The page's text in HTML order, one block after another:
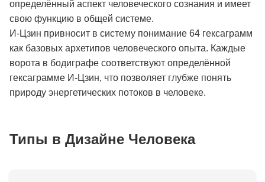
определённый аспект человеческого сознания и имеет
свою функцию в общей системе.
И-Цзин привносит в систему понимание 64 гексаграмм
как базовых архетипов человеческого опыта. Каждые
ворота в бодиграфе соответствуют определённой
гексаграмме И-Цзин, что позволяет глубже понять
природу энергетических потоков в человеке.
Типы в Дизайне Человека